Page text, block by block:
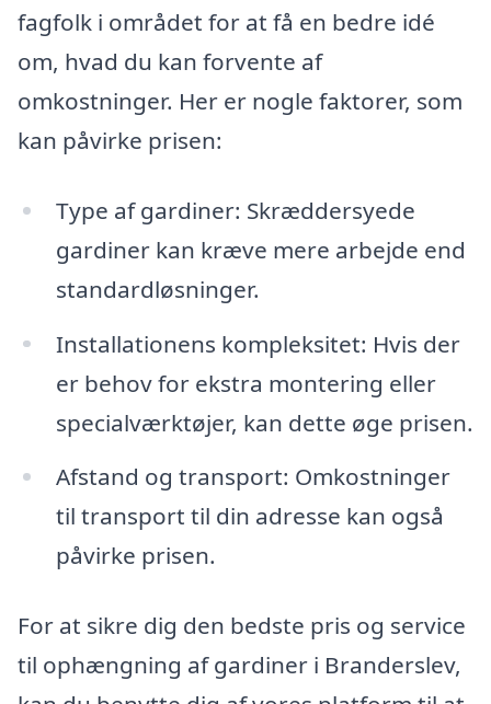
fagfolk i området for at få en bedre idé
om, hvad du kan forvente af
omkostninger. Her er nogle faktorer, som
kan påvirke prisen:
Type af gardiner: Skræddersyede
gardiner kan kræve mere arbejde end
standardløsninger.
Installationens kompleksitet: Hvis der
er behov for ekstra montering eller
specialværktøjer, kan dette øge prisen.
Afstand og transport: Omkostninger
til transport til din adresse kan også
påvirke prisen.
For at sikre dig den bedste pris og service
til ophængning af gardiner i Branderslev,